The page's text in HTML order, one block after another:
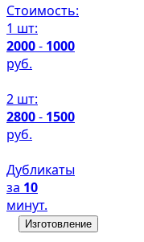
Стоимость:
1 шт:
2000- 1000
руб.
2 шт:
2800- 1500
руб.
Дубликаты
за 10
минут.
Изготовление